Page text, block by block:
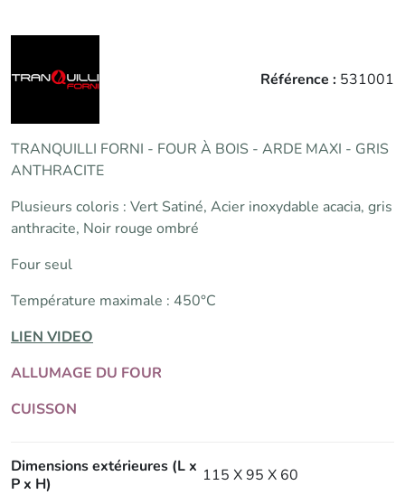
Référence : 531001
TRANQUILLI FORNI - FOUR À BOIS - ARDE MAXI - GRIS
ANTHRACITE
Plusieurs coloris : Vert Satiné, Acier inoxydable acacia, gris
anthracite, Noir rouge ombré
Four seul
Température maximale : 450°C
LIEN VIDEO
ALLUMAGE DU FOUR
CUISSON
Dimensions extérieures (L x
P x H)
115 X 95 X 60